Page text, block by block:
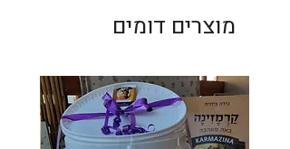
מוצרים דומים